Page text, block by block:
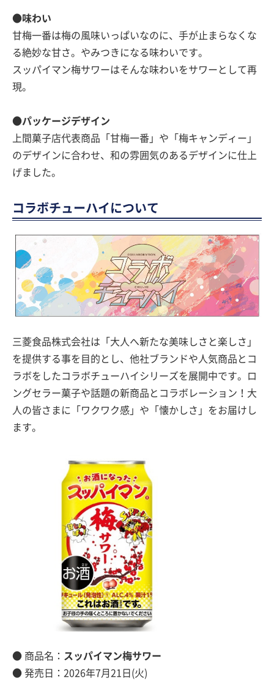
●味わい
甘梅一番は梅の風味いっぱいなのに、手が止まらなくな
る絶妙な甘さ。やみつきになる味わいです。
スッパイマン梅サワーはそんな味わいをサワーとして再
現。
●パッケージデザイン
上間菓子店代表商品「甘梅一番」や「梅キャンディー」
のデザインに合わせ、和の雰囲気のあるデザインに仕上
げました。
コラボチューハイについて
三菱食品株式会社は「大人へ新たな美味しさと楽しさ」
を提供する事を目的とし、他社ブランドや人気商品とコ
ラボをしたコラボチューハイシリーズを展開中です。ロ
ングセラー菓子や話題の新商品とコラボレーション！大
人の皆さまに「ワクワク感」や「懐かしさ」をお届けし
ます。
● 商品名： スッパイマン梅サワー
● 発売日：2026年7月21日(火)